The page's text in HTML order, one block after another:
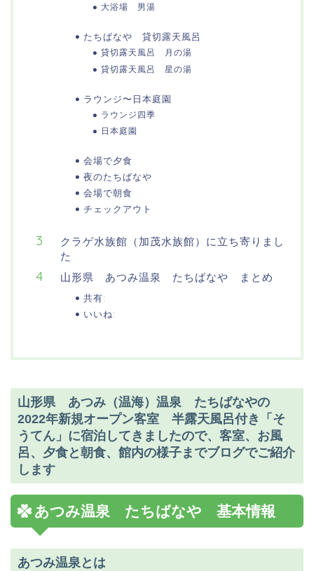
大浴場 男湯
たちばなや 貸切露天風呂
貸切露天風呂 月の湯
貸切露天風呂 星の湯
ラウンジ〜日本庭園
ラウンジ四季
日本庭園
会場で夕食
夜のたちばなや
会場で朝食
チェックアウト
クラゲ水族館（加茂水族館）に立ち寄りまし
た
山形県 あつみ温泉 たちばなや まとめ
共有:
いいね:
山形県 あつみ（温海）温泉 たちばなやの
2022年新規オープン客室 半露天風呂付き「そ
うてん」に宿泊してきましたので、客室、お風
呂、夕食と朝食、館内の様子までブログでご紹介
します
あつみ温泉 たちばなや 基本情報
あつみ温泉とは